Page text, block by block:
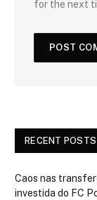
for the next
RECENT POSTS
Caos nas
investida do FC